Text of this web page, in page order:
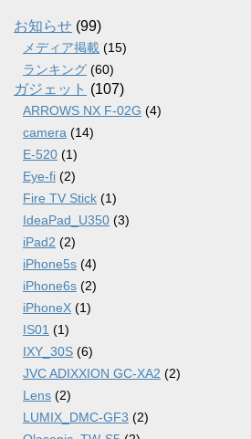
ブ
お知らせ (99)
メディア掲載 (15)
ランキング (60)
ガジェット (107)
ARROWS NX F-02G (4)
camera (14)
E-520 (1)
Eye-fi (2)
Fire TV Stick (1)
IdeaPad_U350 (3)
iPad2 (2)
iPhone5s (4)
iPhone6s (2)
iPhoneX (1)
IS01 (1)
IXY_30S (6)
JVC ADIXXION GC-XA2 (2)
Lens (2)
LUMIX_DMC-GF3 (2)